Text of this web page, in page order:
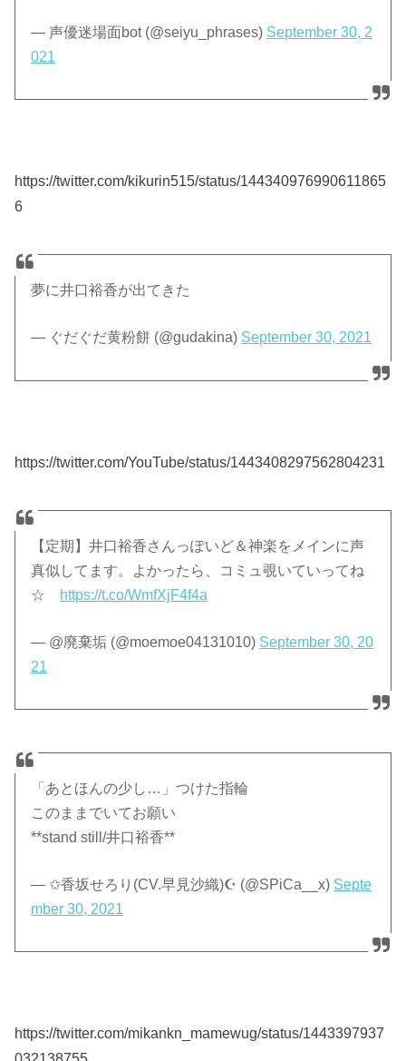
— 声優迷場面bot (@seiyu_phrases) September 30, 2
021
https://twitter.com/kikurin515/status/144340976990611865
6
夢に井口裕香が出てきた
— ぐだぐだ黄粉餅 (@gudakina) September 30, 2021
https://twitter.com/YouTube/status/1443408297562804231
【定期】井口裕香さんっぽいど＆神楽をメインに声
真似してます。よかったら、コミュ覗いていってね
☆
https://t.co/WmfXjF4f4a
— @廃棄垢 (@moemoe04131010) September 30, 20
21
「あとほんの少し…」つけた指輪
このままでいてお願い
**stand still/井口裕香**
— ✩香坂せろり(CV.早見沙織)☪ (@SPiCa__x) Septe
mber 30, 2021
https://twitter.com/mikankn_mamewug/status/1443397937